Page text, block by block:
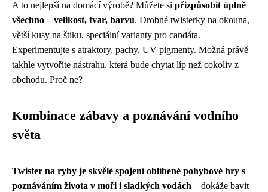
A to nejlepší na domácí výrobě? Můžete si přizpůsobit úplně
všechno – velikost, tvar, barvu. Drobné twisterky na okouna,
větší kusy na štiku, speciální varianty pro candáta.
Experimentujte s atraktory, pachy, UV pigmenty. Možná právě
takhle vytvoříte nástrahu, která bude chytat líp než cokoliv z
obchodu. Proč ne?
Kombinace zábavy a poznávání vodního
světa
Twister na ryby je skvělé spojení oblíbené pohybové hry s
poznáváním života v moři i sladkých vodách – dokáže bavit